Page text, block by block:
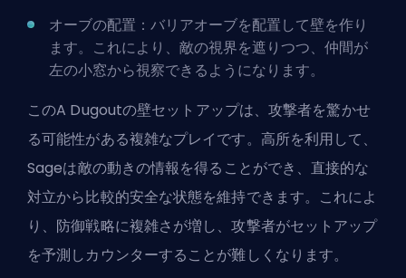
オーブの配置：バリアオーブを配置して壁を作り
ます。これにより、敵の視界を遮りつつ、仲間が
左の小窓から視察できるようになります。
このA Dugoutの壁セットアップは、攻撃者を驚かせ
る可能性がある複雑なプレイです。高所を利用して、
Sageは敵の動きの情報を得ることができ、直接的な
対立から比較的安全な状態を維持できます。これによ
り、防御戦略に複雑さが増し、攻撃者がセットアップ
を予測しカウンターすることが難しくなります。